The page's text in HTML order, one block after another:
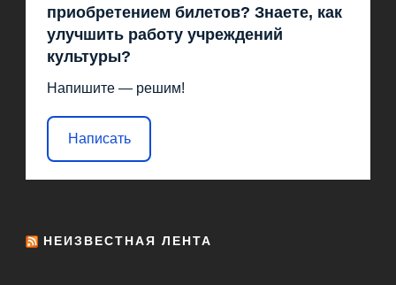
приобретением билетов? Знаете, как
улучшить работу учреждений
культуры?
Напишите — решим!
Написать
НЕИЗВЕСТНАЯ ЛЕНТА